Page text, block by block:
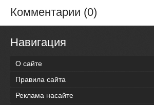
Комментарии (0)
Навигация
О сайте
Правила сайта
Реклама насайте